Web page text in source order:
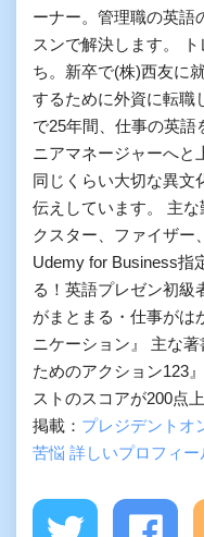
ーナー。管理職の英語
スンで解決します。
ち。新卒で(株)西友に
するために外資に転職
で25年間、仕事の英語
ニアマネージャーへと
同じくらい大切な異文
伝えしています。 主
クスター、ファイザー
Udemy for Business指
る！英語プレゼン初級
がまとまる・仕事が
ニケーション』 主な
ためのアクション123
ストのスコアが200点
掲載： プレジデント
苦悩 詳しいプロフィー